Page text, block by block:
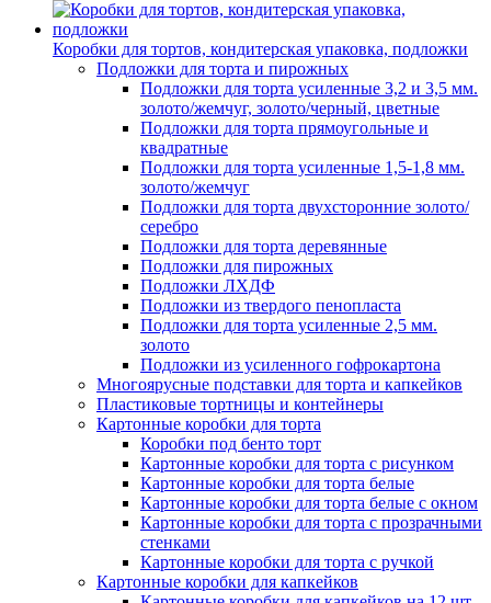
Коробки для тортов, кондитерская упаковка, подложки
Подложки для торта и пирожных
Подложки для торта усиленные 3,2 и 3,5 мм.
золото/жемчуг, золото/черный, цветные
Подложки для торта прямоугольные и
квадратные
Подложки для торта усиленные 1,5-1,8 мм.
золото/жемчуг
Подложки для торта двухсторонние золото/
серебро
Подложки для торта деревянные
Подложки для пирожных
Подложки ЛХДФ
Подложки из твердого пенопласта
Подложки для торта усиленные 2,5 мм.
золото
Подложки из усиленного гофрокартона
Многоярусные подставки для торта и капкейков
Пластиковые тортницы и контейнеры
Картонные коробки для торта
Коробки под бенто торт
Картонные коробки для торта с рисунком
Картонные коробки для торта белые
Картонные коробки для торта белые с окном
Картонные коробки для торта с прозрачными
стенками
Картонные коробки для торта с ручкой
Картонные коробки для капкейков